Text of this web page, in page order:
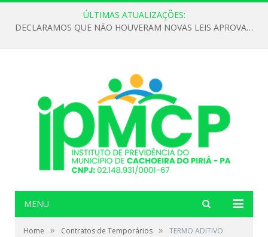
ÚLTIMAS ATUALIZAÇÕES:
DECLARAMOS QUE NÃO HOUVERAM NOVAS LEIS APROVADAS ATÉ O MOMENTO PARA O INSTITUTO DE PREVIDÊNCIA NO ANO DE 2026
MENU
Home » Contratos de Temporários » TERMO ADITIVO